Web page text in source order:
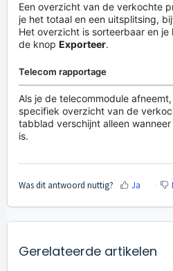
Een overzicht van de verkochte
je het totaal en een uitsplitsing,
Het overzicht is sorteerbaar en
de knop Exporteer.
Telecom rapportage
Als je de telecommodule
specifiek overzicht van de
tabblad verschijnt alleen
is.
Was dit antwoord nuttig? Ja
Gerelateerde artikelen